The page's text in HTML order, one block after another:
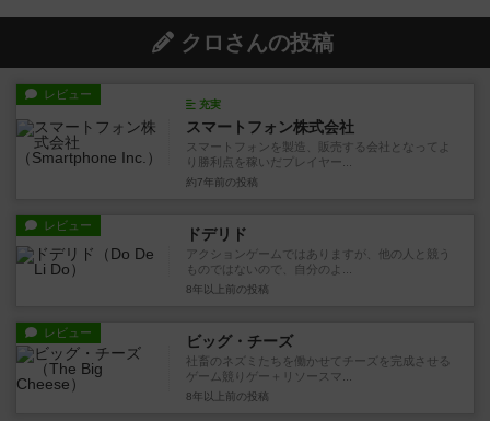
クロさんの投稿
レビュー
充実
スマートフォン株式会社
スマートフォンを製造、販売する会社となってよ
り勝利点を稼いだプレイヤー...
約7年前 の投稿
レビュー ドデリド
アクションゲームではありますが、他の人と競う
ものではないので、自分のよ...
8年以上前 の投稿
レビュー ビッグ・チーズ
社畜のネズミたちを働かせてチーズを完成させる
ゲーム競りゲー＋リソースマ...
8年以上前 の投稿